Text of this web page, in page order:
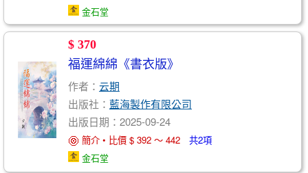
金石堂
$ 370
福運綿綿《書衣版》
作者： 云期
出版社： 藍海製作有限公司
出版日期：2025-09-24
簡介 • 比價 $ 392 ～ 442 共2項
金石堂